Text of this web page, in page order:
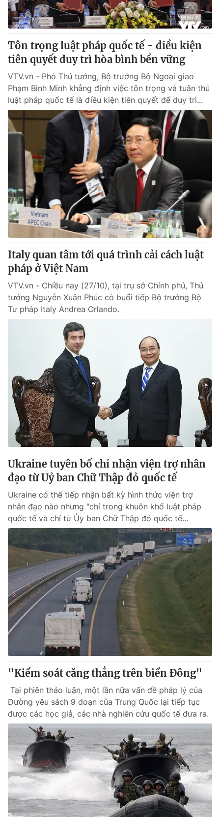
® Cấm sao chép dưới mọi hình thức nếu không có sự chấp
thuận bằng văn bản. Ghi rõ nguồn VTV.vn khi phát hành lại
thông tin từ website này.
Tôn trọng luật pháp quốc tế - điều kiện
tiên quyết duy trì hòa bình bền vững
VTV.vn - Phó Thủ tướng, Bộ trưởng Bộ Ngoại giao
Phạm Bình Minh khẳng định việc tôn trọng và tuân thủ
luật pháp quốc tế là điều kiện tiên quyết để duy trì...
Italy quan tâm tới quá trình cải cách luật
pháp ở Việt Nam
VTV.vn - Chiều nay (27/10), tại trụ sở Chính phủ, Thủ
tướng Nguyễn Xuân Phúc có buổi tiếp Bộ trưởng Bộ
Tư pháp Italy Andrea Orlando.
Ukraine tuyên bố chỉ nhận viện trợ nhân
đạo từ Uỷ ban Chữ Thập đỏ quốc tế
Ukraine có thể tiếp nhận bất kỳ hình thức viện trợ
nhân đạo nào nhưng "chỉ trong khuôn khổ luật pháp
quốc tế và chỉ từ Ủy ban Chữ Thập đỏ quốc tế...
"Kiểm soát căng thẳng trên biển Đông"
Tại phiên thảo luận, một lần nữa vấn đề pháp lý của
Đường yêu sách 9 đoạn của Trung Quốc lại tiếp tục
được các học giả, các nhà nghiên cứu quốc tế đưa ra.